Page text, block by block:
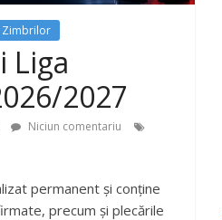
Zimbrilor
Liga
2027
Niciun comentariu
permanent și conține
precum și plecările